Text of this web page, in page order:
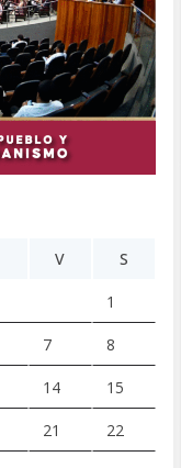
V S
1
7 8
14 15
21 22